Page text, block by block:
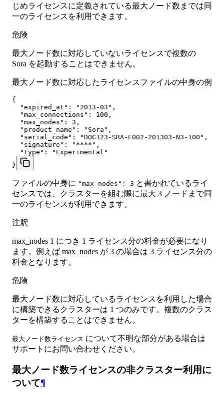
じめライセンスに定義されている最大ノード数までは同
一のライセンスを利用できます。
危険
最大ノード数に対応していないライセンスで複数の
Sora を起動することはできません。
最大ノード数に対応したライセンスファイルの中身の例
{
  "expired_at": "2013-03",
  "max_connections": 100,
  "max_nodes": 3,
  "product_name": "Sora",
  "serial_code": "DOC123-SRA-E002-201303-N3-100",
  "signature": "****",
  "type": "Experimental"
}
ファイルの中身に "max_nodes": 3 と書かれているライ
センスでは、クラスターを組む際に最大 3 ノードまで同
一のライセンスが利用できます。
注釈
max_nodes 1 につき 1 ライセンス分の料金が必要になり
ます。例えば max_nodes が 3 の場合は 3 ライセンス分の
料金となります。
危険
最大ノード数に対応しているライセンスを利用した場合
に構築できるクラスターは 1 つのみです。複数のクラス
ターを構築することはできません。
最大ノード数ライセンス について不明な部分がある場合は
サポートにお問い合わせください。
最大ノード数ライセンスの非クラスター利用に
ついて¶